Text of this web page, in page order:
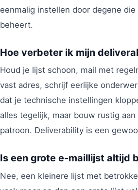
eenmalig instellen door degene die
beheert.
Hoe verbeter ik mijn
Houd je lijst schoon, mail met
vast adres, schrijf eerlijke
dat je technische instellingen
alles tegelijk, maar bouw rustig
patroon. Deliverability is een
Is een grote e-maillijst altijd
Nee, een kleinere lijst met